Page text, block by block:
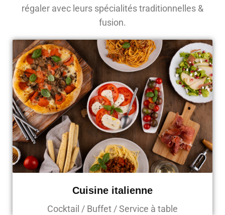
régaler avec leurs spécialités traditionnelles &
fusion.
Cuisine italienne
Cocktail / Buffet / Service à table